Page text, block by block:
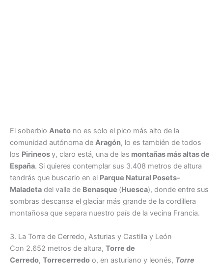
El soberbio Aneto no es solo el pico más alto de la
comunidad autónoma de Aragón, lo es también de todos
los Pirineosy, claro está, una de las montañas más altas de
España. Si quieres contemplar sus 3.408 metros de altura
tendrás que buscarlo en el Parque Natural Posets-
Maladeta del valle de Benasque (Huesca), donde entre sus
sombras descansa el glaciar más grande de la cordillera
montañosa que separa nuestro país de la vecina Francia.
3. La Torre de Cerredo, Asturias y Castilla y León
Con 2.652 metros de altura, Torre de
Cerredo, Torrecerredo o, en asturiano y leonés, Torre